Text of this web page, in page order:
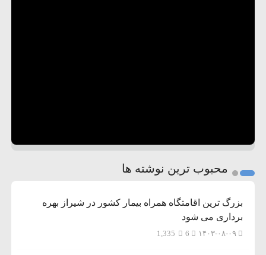
محبوب ترین نوشته ها
بزرگ ترین اقامتگاه همراه بیمار کشور در شیراز بهره
برداری می شود
۱۴۰۳-۰۸-۰۹ 1,335